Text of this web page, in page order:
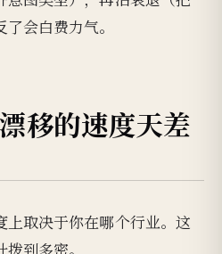
会白费力气。
移的速度天差
上取决于你在哪个行业。这
到多密。